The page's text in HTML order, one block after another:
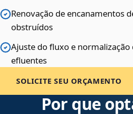
Renovação de encanamentos
obstruídos
Ajuste do fluxo e normalização
efluentes
SOLICITE SEU ORÇAMENTO
Por que